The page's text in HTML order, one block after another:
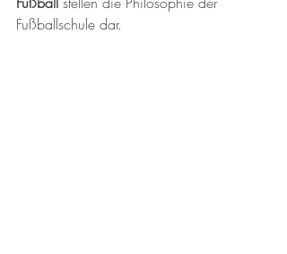
Fußballschule dar.